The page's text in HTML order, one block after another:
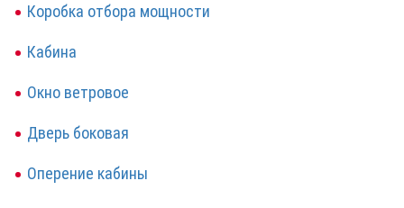
Коробка отбора мощности
Кабина
Окно ветровое
Дверь боковая
Оперение кабины